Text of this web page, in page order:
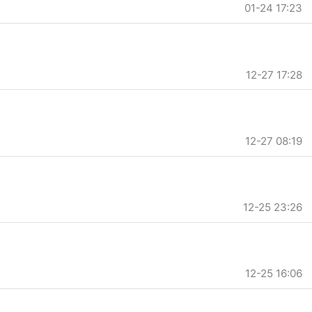
01-24 17:23
12-27 17:28
12-27 08:19
12-25 23:26
12-25 16:06